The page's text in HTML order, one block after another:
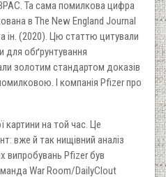
Та сама помилкова цифра
в The New England Journal
ін. (2020). Цю статтю цитували
для обґрунтування
золотим стандартом доказів
І компанія Pfizer про
картини на той час. Це
вже й так нищівний аналіз
випробувань Pfizer був
War Room/DailyClout